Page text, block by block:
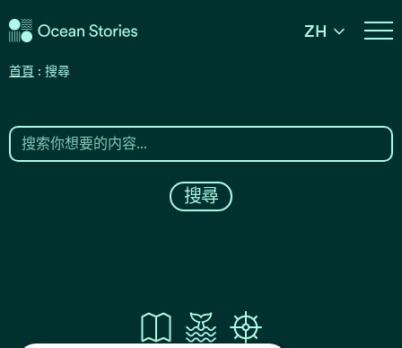
海洋故事
ZH
首頁 : 搜尋
搜索你想要的内容...
搜尋